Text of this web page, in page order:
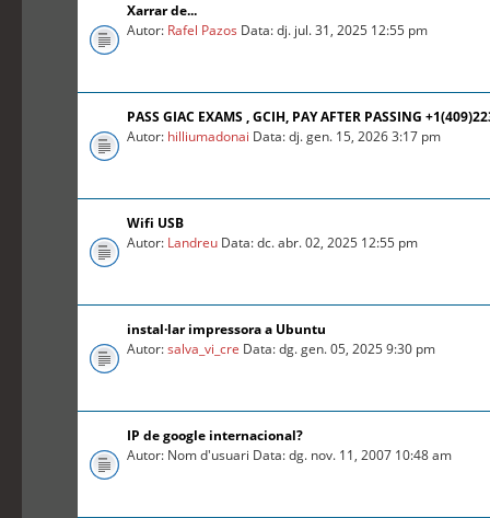
Xarrar de...
Autor: Rafel Pazos Data: dj. jul. 31, 2025 12:55 pm
PASS GIAC EXAMS , GCIH, PAY AFTER PASSING
Autor: hilliumadonai Data: dj. gen. 15, 2026 3:17 pm
Wifi USB
Autor: Landreu Data: dc. abr. 02, 2025 12:55 pm
instal·lar impressora a Ubuntu
Autor:salva_vi_cre Data: dg. gen. 05, 2025 9:30 pm
IP de google internacional?
Autor: Nom d'usuari Data: dg. nov. 11, 2007 10:48 am